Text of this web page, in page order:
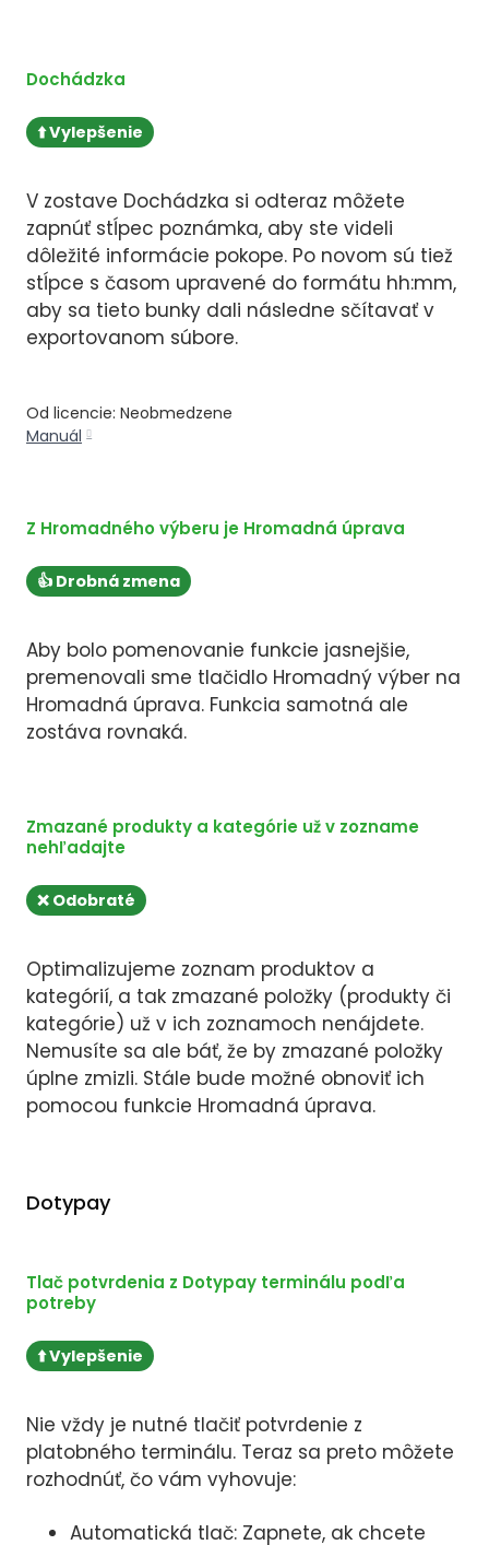
Dochádzka
⬆️ Vylepšenie
V zostave Dochádzka si odteraz môžete
zapnúť stĺpec poznámka, aby ste videli
dôležité informácie pokope. Po novom sú tiež
stĺpce s časom upravené do formátu hh:mm,
aby sa tieto bunky dali následne sčítavať v
exportovanom súbore.
Od licencie: Neobmedzene
Manuál
Z Hromadného výberu je Hromadná úprava
👍 Drobná zmena
Aby bolo pomenovanie funkcie jasnejšie,
premenovali sme tlačidlo Hromadný výber na
Hromadná úprava. Funkcia samotná ale
zostáva rovnaká.
Zmazané produkty a kategórie už v zozname
nehľadajte
❌ Odobraté
Optimalizujeme zoznam produktov a
kategórií, a tak zmazané položky (produkty či
kategórie) už v ich zoznamoch nenájdete.
Nemusíte sa ale báť, že by zmazané položky
úplne zmizli. Stále bude možné obnoviť ich
pomocou funkcie Hromadná úprava.
Dotypay
Tlač potvrdenia z Dotypay terminálu podľa
potreby
⬆️ Vylepšenie
Nie vždy je nutné tlačiť potvrdenie z
platobného terminálu. Teraz sa preto môžete
rozhodnúť, čo vám vyhovuje:
Automatická tlač: Zapnete, ak chcete